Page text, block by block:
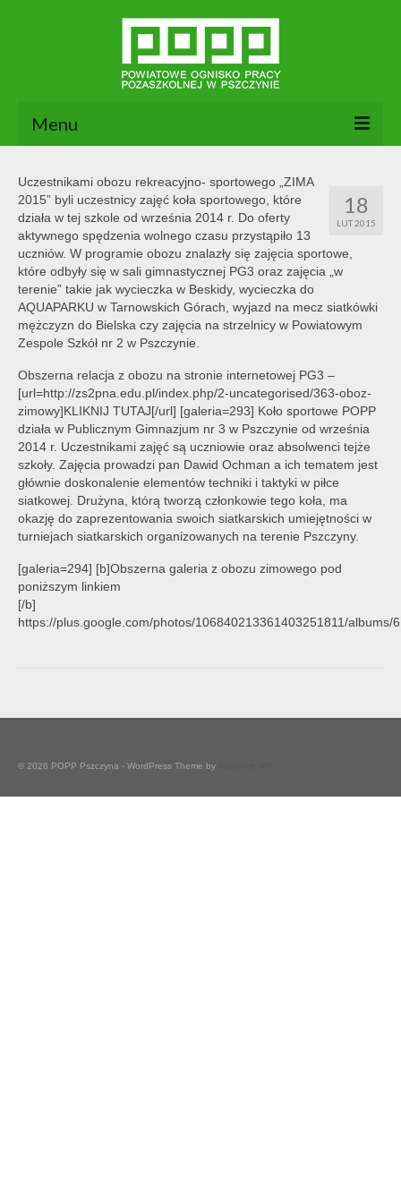
Menu
O nas
Dokumenty POPP
Zajęcia
Kontakt
BIP
18
LUT 2015
Uczestnikami obozu rekreacyjno- sportowego „ZIMA
2015” byli uczestnicy zajęć koła sportowego, które
działa w tej szkole od września 2014 r. Do oferty
aktywnego spędzenia wolnego czasu przystąpiło 13
uczniów. W programie obozu znalazły się zajęcia sportowe,
które odbyły się w sali gimnastycznej PG3 oraz zajęcia „w
terenie” takie jak wycieczka w Beskidy, wycieczka do
AQUAPARKU w Tarnowskich Górach, wyjazd na mecz siatkówki
mężczyzn do Bielska czy zajęcia na strzelnicy w Powiatowym
Zespole Szkół nr 2 w Pszczynie.
Obszerna relacja z obozu na stronie internetowej PG3 –
[url=http://zs2pna.edu.pl/index.php/2-uncategorised/363-oboz-
zimowy]KLIKNIJ TUTAJ[/url] [galeria=293] Koło sportowe POPP
działa w Publicznym Gimnazjum nr 3 w Pszczynie od września
2014 r. Uczestnikami zajęć są uczniowie oraz absolwenci tejże
szkoły. Zajęcia prowadzi pan Dawid Ochman a ich tematem jest
głównie doskonalenie elementów techniki i taktyki w piłce
siatkowej. Drużyna, którą tworzą członkowie tego koła, ma
okazję do zaprezentowania swoich siatkarskich umiejętności w
turniejach siatkarskich organizowanych na terenie Pszczyny.
[galeria=294] [b]Obszerna galeria z obozu zimowego pod
poniższym linkiem
[/b]
https://plus.google.com/photos/106840213361403251811/albums/
© 2026 POPP Pszczyna - WordPress Theme by